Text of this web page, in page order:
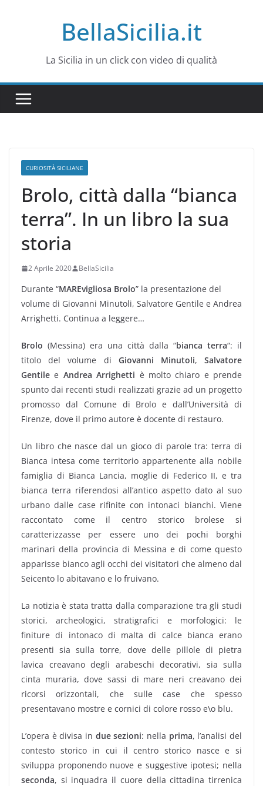
BellaSicilia.it
La Sicilia in un click con video di qualità
CURIOSITÀ SICILIANE
Brolo, città dalla “bianca
terra”. In un libro la sua
storia
2 Aprile 2020 BellaSicilia
Durante “MAREvigliosa Brolo” la presentazione del
volume di Giovanni Minutoli, Salvatore Gentile e Andrea
Arrighetti. Continua a leggere…
Brolo (Messina) era una città dalla “bianca terra“: il
titolo del volume di Giovanni Minutoli,Salvatore
Gentile e Andrea Arrighetti è molto chiaro e prende
spunto dai recenti studi realizzati grazie ad un progetto
promosso dal Comune di Brolo e dall’Università di
Firenze, dove il primo autore è docente di restauro.
Un libro che nasce dal un gioco di parole tra: terra di
Bianca intesa come territorio appartenente alla nobile
famiglia di Bianca Lancia, moglie di Federico II, e tra
bianca terra riferendosi all’antico aspetto dato al suo
urbano dalle case rifinite con intonaci bianchi. Viene
raccontato come il centro storico brolese si
caratterizzasse per essere uno dei pochi borghi
marinari della provincia di Messina e di come questo
apparisse bianco agli occhi dei visitatori che almeno dal
Seicento lo abitavano e lo fruivano.
La notizia è stata tratta dalla comparazione tra gli studi
storici, archeologici, stratigrafici e morfologici: le
finiture di intonaco di malta di calce bianca erano
presenti sia sulla torre, dove delle pillole di pietra
lavica creavano degli arabeschi decorativi, sia sulla
cinta muraria, dove sassi di mare neri creavano dei
ricorsi orizzontali, che sulle case che spesso
presentavano mostre e cornici di colore rosso e\o blu.
L’opera è divisa in due sezioni: nella prima, l’analisi del
contesto storico in cui il centro storico nasce e si
sviluppa proponendo nuove e suggestive ipotesi; nella
seconda, si inquadra il cuore della cittadina tirrenica